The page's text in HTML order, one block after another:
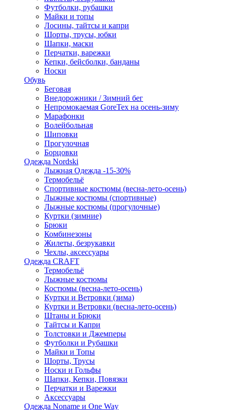
Футболки, рубашки
Майки и топы
Лосины, тайтсы и капри
Шорты, трусы, юбки
Шапки, маски
Перчатки, варежки
Кепки, бейсболки, банданы
Носки
Обувь
Беговая
Внедорожники / Зимний бег
Непромокаемая GoreTex на осень-зиму
Марафонки
Волейбольная
Шиповки
Прогулочная
Борцовки
Одежда Nordski
Лыжная Одежда -15-30%
Термобельё
Спортивные костюмы (весна-лето-осень)
Лыжные костюмы (спортивные)
Лыжные костюмы (прогулочные)
Куртки (зимние)
Брюки
Комбинезоны
Жилеты, безрукавки
Чехлы, аксессуары
Одежда CRAFT
Термобельё
Лыжные костюмы
Костюмы (весна-лето-осень)
Куртки и Ветровки (зима)
Куртки и Ветровки (весна-лето-осень)
Штаны и Брюки
Тайтсы и Капри
Толстовки и Джемперы
Футболки и Рубашки
Майки и Топы
Шорты, Трусы
Носки и Гольфы
Шапки, Кепки, Повязки
Перчатки и Варежки
Аксессуары
Одежда Noname и One Way